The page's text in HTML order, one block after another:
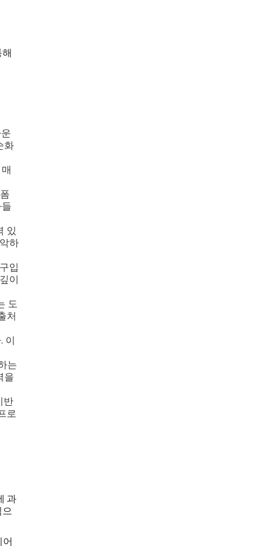
화
있
하
입
이
도
처
이
는
을
반
로
과
어